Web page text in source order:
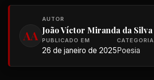
AA
AUTOR
João Víctor Miranda da Silva
PUBLICADO EM
26 de janeiro de 2025
CATEGORIA
Poesia